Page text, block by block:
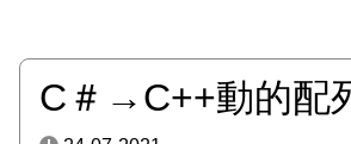
C＃→C++動的配